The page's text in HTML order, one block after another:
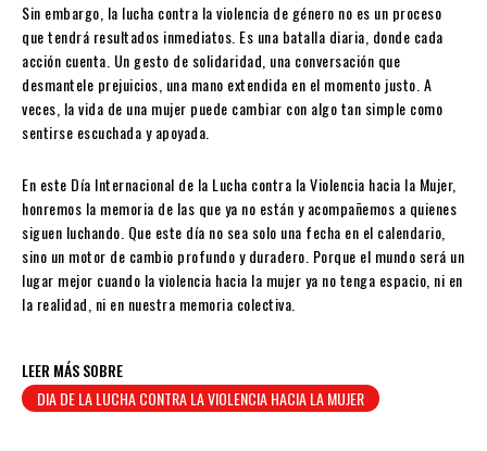
Sin embargo, la lucha contra la violencia de género no es un proceso
que tendrá resultados inmediatos. Es una batalla diaria, donde cada
acción cuenta. Un gesto de solidaridad, una conversación que
desmantele prejuicios, una mano extendida en el momento justo. A
veces, la vida de una mujer puede cambiar con algo tan simple como
sentirse escuchada y apoyada.
En este Día Internacional de la Lucha contra la Violencia hacia la Mujer,
honremos la memoria de las que ya no están y acompañemos a quienes
siguen luchando. Que este día no sea solo una fecha en el calendario,
sino un motor de cambio profundo y duradero. Porque el mundo será un
lugar mejor cuando la violencia hacia la mujer ya no tenga espacio, ni en
la realidad, ni en nuestra memoria colectiva.
LEER MÁS SOBRE
DIA DE LA LUCHA CONTRA LA VIOLENCIA HACIA LA MUJER